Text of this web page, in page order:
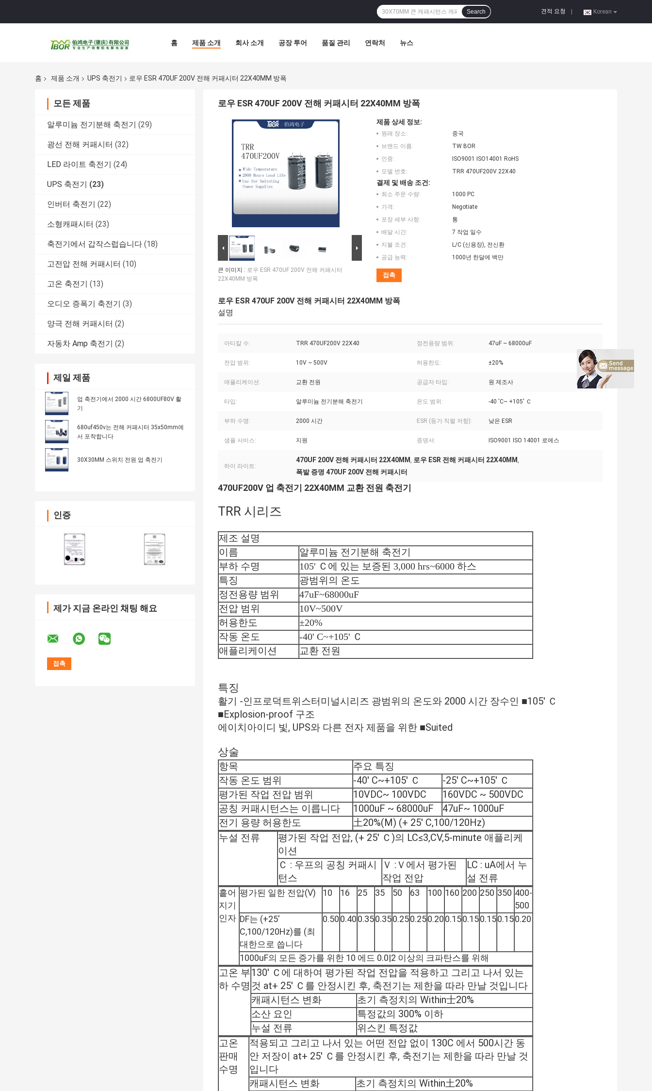
Korean
견적 요청
Search
홈 제품 소개 회사 소개 공장 투어 품질 관리 연락처 뉴스
홈 제품 소개 UPS 축전기 로우 ESR 470UF 200V 전해 커패시터 22X40MM 방폭
모든 제품
알루미늄 전기분해 축전기 (29)
광선 전해 커패시터 (32)
LED 라이트 축전기 (24)
UPS 축전기 (23)
인버터 축전기 (22)
소형캐패시터 (23)
축전기에서 갑작스럽습니다 (18)
고전압 전해 커패시터 (10)
고온 축전기 (13)
오디오 증폭기 축전기 (3)
양극 전해 커패시터 (2)
자동차 Amp 축전기 (2)
제일 제품
업 축전기에서 2000 시간 6800UF80V 활
기
680uf450v는 전해 커패시터 35x50mm에
서 포착합니다
30X30MM 스위치 전원 업 축전기
인증
제가 지금 온라인 채팅 해요
로우 ESR 470UF 200V 전해 커패시터 22X40MM 방폭
큰 이미지 : 로우 ESR 470UF 200V 전해 커패시터
22X40MM 방폭
제품 상세 정보:
원래 장소:
중국
브랜드 이름:
TW BOR
인증:
ISO9001 ISO14001 RoHS
모델 번호:
TRR 470UF200V 22X40
결제 및 배송 조건:
최소 주문 수량:
1000 PC
가격:
Negotiate
포장 세부 사항:
통
배달 시간:
7 작업 일수
지불 조건:
L/C (신용장), 전신환
공급 능력:
1000년 한달에 백만
접촉
로우 ESR 470UF 200V 전해 커패시터 22X40MM 방폭
설명
아티칼 수: TRR 470UF200V 22X40 정전용량 범위: 47uF ~ 68000uF
전압 범위: 10V ~ 500V 허용한도: ±20%
애플리케이션: 교환 전원 공급자 타입: 원 제조사
타입: 알루미늄 전기분해 축전기 온도 범위: -40 'C~ +105' Ｃ
부하 수명: 2000 시간 ESR (등가 직렬 저항): 낮은 ESR
샘플 서비스: 지원 증명서: ISO9001 ISO 14001 로에스
하이 라이트:
470UF 200V 전해 커패시터 22X40MM , 로우 ESR 전해 커패시터 22X40MM ,
폭발 증명 470UF 200V 전해 커패시터
470UF200V 업 축전기 22X40MM 교환 전원 축전기
TRR 시리즈
제조 설명
이름
알루미늄 전기분해 축전기
부하 수명
105' Ｃ에 있는 보증된 3,000 hrs~6000 하스
특징
광범위의 온도
정전용량 범위
47uF~68000uF
전압 범위
10V~500V
허용한도
±20%
작동 온도
-40' C~+105' Ｃ
애플리케이션
교환 전원
특징
활기 -인프로덕트위스터미널시리즈 광범위의 온도와 2000 시간 장수인 ■105' Ｃ
■Explosion-proof 구조
에이치아이디 빛, UPS와 다른 전자 제품을 위한 ■Suited
상술
항목
주요 특징
작동 온도 범위
-40' C~+105' Ｃ
-25' C~+105' Ｃ
평가된 작업 전압 범위
10VDC~ 100VDC
160VDC ~ 500VDC
공칭 커패시턴스는 이릅니다
1000uF ~ 68000uF
47uF~ 1000uF
전기 용량 허용한도
土20%(M) (+ 25' C,100/120Hz)
누설 전류
평가된 작업 전압, (+ 25' Ｃ)의 LC≤3,CV,5-minute 애플리케
이션
Ｃ : 우프의 공칭 커패시
턴스
Ｖ :Ｖ에서 평가된
작업 전압
LC : uA에서 누
설 전류
흩어
지기
인자
평가된 일한 전압(V) 10 16 25 35 50 63 100 160 200 250 350 400-
500
DF는 (+25'
C,100/120Hz)를 (최
대한으로 씁니다
0.500.400.350.350.250.250.200.150.150.150.150.20
1000uF의 모든 증가를 위한 10 에드 0.0|2 이상의 크파탄스를 위해
고온 부
하 수명
130' Ｃ에 대하여 평가된 작업 전압을 적용하고 그리고 나서 있는
것 at+ 25' Ｃ를 안정시킨 후, 축전기는 제한을 따라 만날 것입니다
캐패시턴스 변화
초기 측정치의 Within士20%
소산 요인
특정값의 300% 이하
누설 전류
위스킨 특정값
고온
판매
수명
적용되고 그리고 나서 있는 어떤 전압 없이 130C 에서 500시간 동
안 저장이 at+ 25' Ｃ를 안정시킨 후, 축전기는 제한을 따라 만날 것
입니다
캐패시턴스 변화
초기 측정치의 Within土20%